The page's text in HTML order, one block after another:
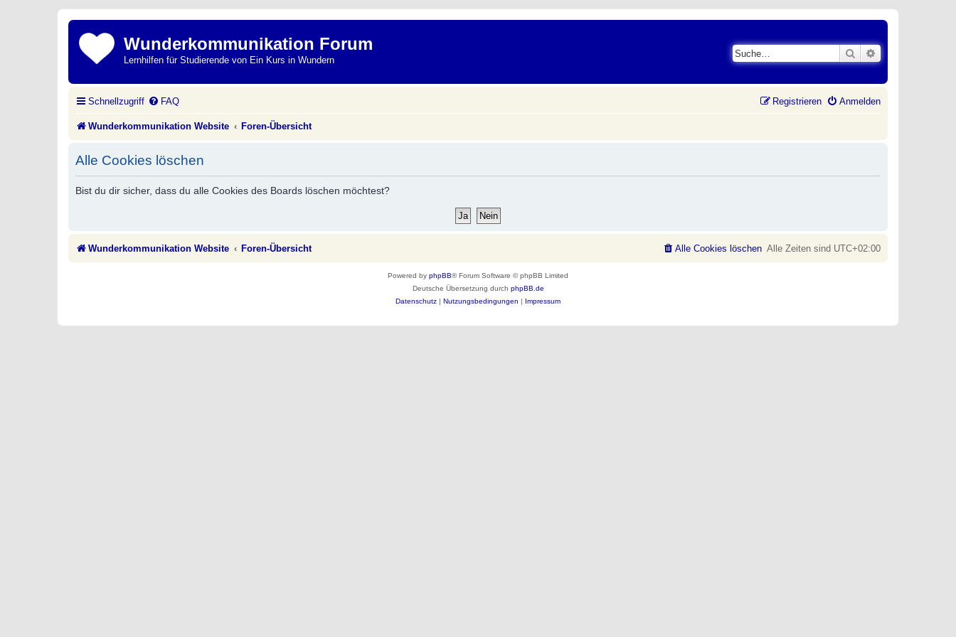
Wunderkommunikation Forum
Lernhilfen für Studierende von Ein Kurs in Wundern
Suche
Schnellzugriff FAQ Anmelden
Registrieren
Wunderkommunikation Website Foren-Übersicht
Alle Cookies löschen
Bist du dir sicher, dass du alle Cookies des Boards löschen möchtest?
Wunderkommunikation Website Foren-Übersicht Alle Zeiten sind UTC+02:00
Alle Cookies löschen
Powered by phpBB® Forum Software © phpBB Limited
Deutsche Übersetzung durch phpBB.de
Datenschutz | Nutzungsbedingungen | Impressum